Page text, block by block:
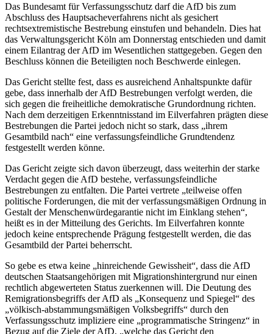
Das Bundesamt für Verfassungsschutz darf die AfD bis zum
Abschluss des Hauptsacheverfahrens nicht als gesichert
rechtsextremistische Bestrebung einstufen und behandeln. Dies hat
das Verwaltungsgericht Köln am Donnerstag entschieden und damit
einem Eilantrag der AfD im Wesentlichen stattgegeben. Gegen den
Beschluss können die Beteiligten noch Beschwerde einlegen.
Das Gericht stellte fest, dass es ausreichend Anhaltspunkte dafür
gebe, dass innerhalb der AfD Bestrebungen verfolgt werden, die
sich gegen die freiheitliche demokratische Grundordnung richten.
Nach dem derzeitigen Erkenntnisstand im Eilverfahren prägten diese
Bestrebungen die Partei jedoch nicht so stark, dass „ihrem
Gesamtbild nach“ eine verfassungsfeindliche Grundtendenz
festgestellt werden könne.
Das Gericht zeigte sich davon überzeugt, dass weiterhin der starke
Verdacht gegen die AfD bestehe, verfassungsfeindliche
Bestrebungen zu entfalten. Die Partei vertrete „teilweise offen
politische Forderungen, die mit der verfassungsmäßigen Ordnung in
Gestalt der Menschenwürdegarantie nicht im Einklang stehen“,
heißt es in der Mitteilung des Gerichts. Im Eilverfahren konnte
jedoch keine entsprechende Prägung festgestellt werden, die das
Gesamtbild der Partei beherrscht.
So gebe es etwa keine „hinreichende Gewissheit“, dass die AfD
deutschen Staatsangehörigen mit Migrationshintergrund nur einen
rechtlich abgewerteten Status zuerkennen will. Die Deutung des
Remigrationsbegriffs der AfD als „Konsequenz und Spiegel“ des
„völkisch-abstammungsmäßigen Volksbegriffs“ durch den
Verfassungsschutz impliziere eine „programmatische Stringenz“ in
Bezug auf die Ziele der AfD, „welche das Gericht den